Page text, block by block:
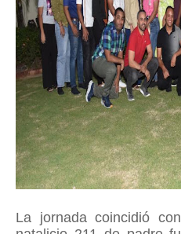
La jornada coincidió